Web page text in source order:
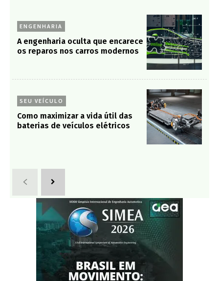
ENGENHARIA
A engenharia oculta que encarece
os reparos nos carros modernos
SEU VEÍCULO
Como maximizar a vida útil das
baterias de veículos elétricos